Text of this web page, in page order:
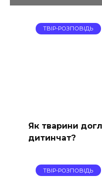
ТВІР-РОЗПОВІДЬ
Як тварини
дитинчат?
ТВІР-РОЗПОВІДЬ